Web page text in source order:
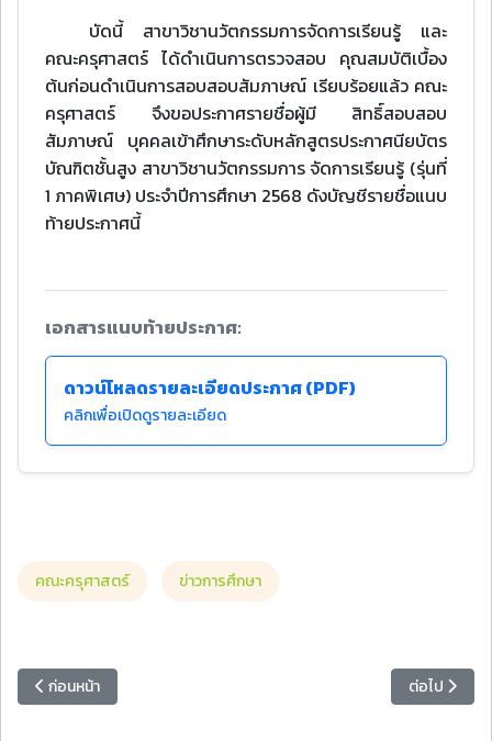
บัดนี้ สาขาวิชานวัตกรรมการจัดการเรียนรู้ และ
คณะครุศาสตร์ ได้ดําเนินการตรวจสอบ คุณสมบัติเบื้อง
ต้นก่อนดําเนินการสอบสอบสัมภาษณ์ เรียบร้อยแล้ว คณะ
ครุศาสตร์ จึงขอประกาศรายชื่อผู้มี สิทธิ์สอบสอบ
สัมภาษณ์ บุคคลเข้าศึกษาระดับหลักสูตรประกาศนียบัตร
บัณฑิตชั้นสูง สาขาวิชานวัตกรรมการ จัดการเรียนรู้ (รุ่นที่
1 ภาคพิเศษ) ประจําปีการศึกษา 2568 ดังบัญชีรายชื่อแนบ
ท้ายประกาศนี้
เอกสารแนบท้ายประกาศ:
ดาวน์โหลดรายละเอียดประกาศ (PDF)
คลิกเพื่อเปิดดูรายละเอียด
คณะครุศาสตร์ ข่าวการศึกษา
เนื้อหาก่อนหน้า: โรงเรียนสาธิตอนุบาลทานตะวัน มหาวิทยาลัยราชภัฏหมู่
ก่อนหน้า เนื้อหาถัดไ
ต่อไป